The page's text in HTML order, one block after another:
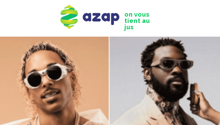
on vous
tient au
jus